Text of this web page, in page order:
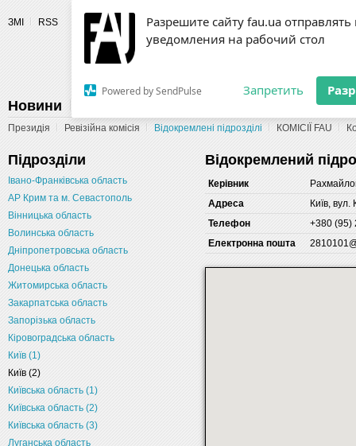
Разрешите сайту fau.ua отправлять
уведомления на рабочий стол
Powered by SendPulse Запретить
ЗМІ RSS
Новини Календар
Президія Ревізійна комісія Відокремлені підрозділі КОМІСІЇ FAU
Підрозділи
Івано-Франківська область
АР Крим та м. Севастополь
Вінницька область
Волинська область
Дніпропетровська область
Донецька область
Житомирська область
Закарпатська область
Запорізька область
Кіровоградська область
Київ (1)
Київ (2)
Київська область (1)
Київська область (2)
Київська область (3)
Луганська область
Відокремлений
Керівник
Адреса
Київ,
Телефон
+380 (95)
Електронна пошта